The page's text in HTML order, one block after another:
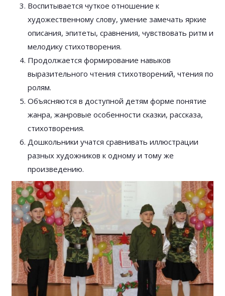
Воспитывается чуткое отношение к
художественному слову, умение замечать яркие
описания, эпитеты, сравнения, чувствовать ритм и
мелодику стихотворения.
Продолжается формирование навыков
выразительного чтения стихотворений, чтения по
ролям.
Объясняются в доступной детям форме понятие
жанра, жанровые особенности сказки, рассказа,
стихотворения.
Дошкольники учатся сравнивать иллюстрации
разных художников к одному и тому же
произведению.